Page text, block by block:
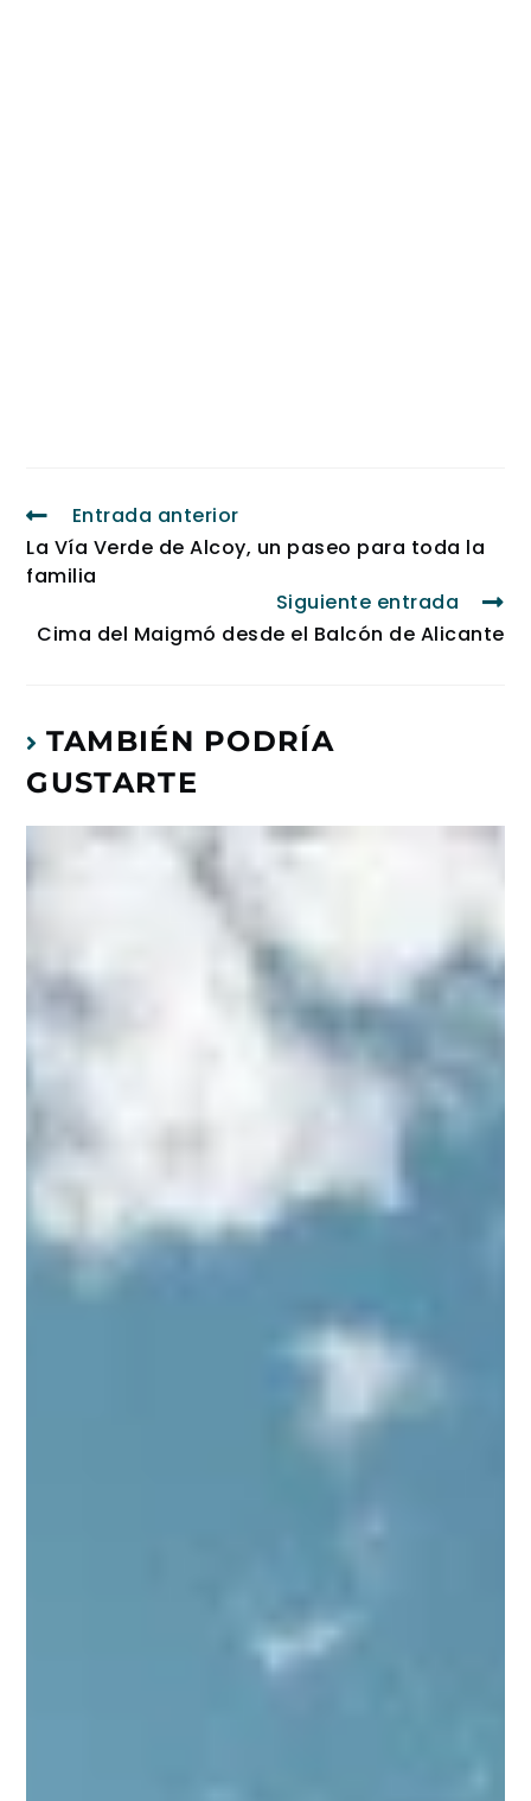
Entrada anterior
La Vía Verde de Alcoy, un paseo para toda la
familia
Siguiente entrada
Cima del Maigmó desde el Balcón de Alicante
TAMBIÉN PODRÍA
GUSTARTE